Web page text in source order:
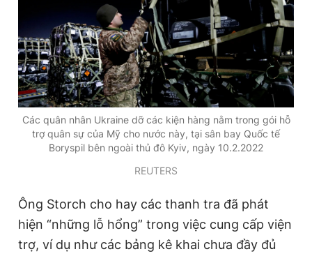
Các quân nhân Ukraine dỡ các kiện hàng nằm trong gói hỗ
trợ quân sự của Mỹ cho nước này, tại sân bay Quốc tế
Boryspil bên ngoài thủ đô Kyiv, ngày 10.2.2022
REUTERS
Ông Storch cho hay các thanh tra đã phát
hiện “những lỗ hổng” trong việc cung cấp viện
trợ, ví dụ như các bảng kê khai chưa đầy đủ